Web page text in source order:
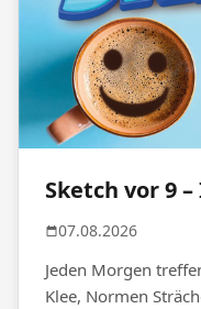
Sketch vor 9
07.08.2026
Jeden Morgen
Klee, Normen